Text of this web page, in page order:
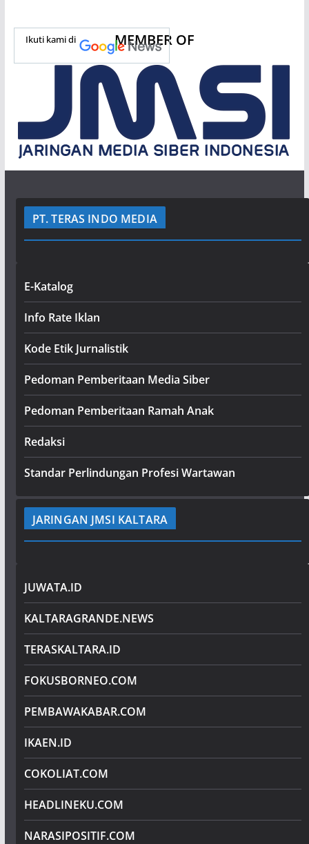
Ikuti kami di MEMBER OF
PT. TERAS INDO MEDIA
E-Katalog
Info Rate Iklan
Kode Etik Jurnalistik
Pedoman Pemberitaan Media Siber
Pedoman Pemberitaan Ramah Anak
Redaksi
Standar Perlindungan Profesi Wartawan
JARINGAN JMSI KALTARA
JUWATA.ID
KALTARAGRANDE.NEWS
TERASKALTARA.ID
FOKUSBORNEO.COM
PEMBAWAKABAR.COM
IKAEN.ID
COKOLIAT.COM
HEADLINEKU.COM
NARASIPOSITIF.COM